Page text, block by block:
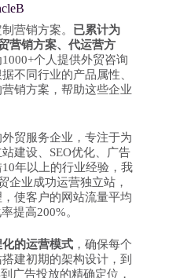
营销方案。 已累计为
营销方案、代运营方
个人提供外贸咨询
不同行业的产品属性、
销方案，帮助这些企业
贸服务企业，专注于为
建设、SEO优化、广告
年以上的行业经验，我
企业成功运营独立站，
使客户的网站流量平均
提高200%。
的运营模式，确保每个
建初期的架构设计，到
广告投放的精确定位，